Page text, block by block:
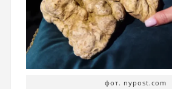
фот. nypost.com